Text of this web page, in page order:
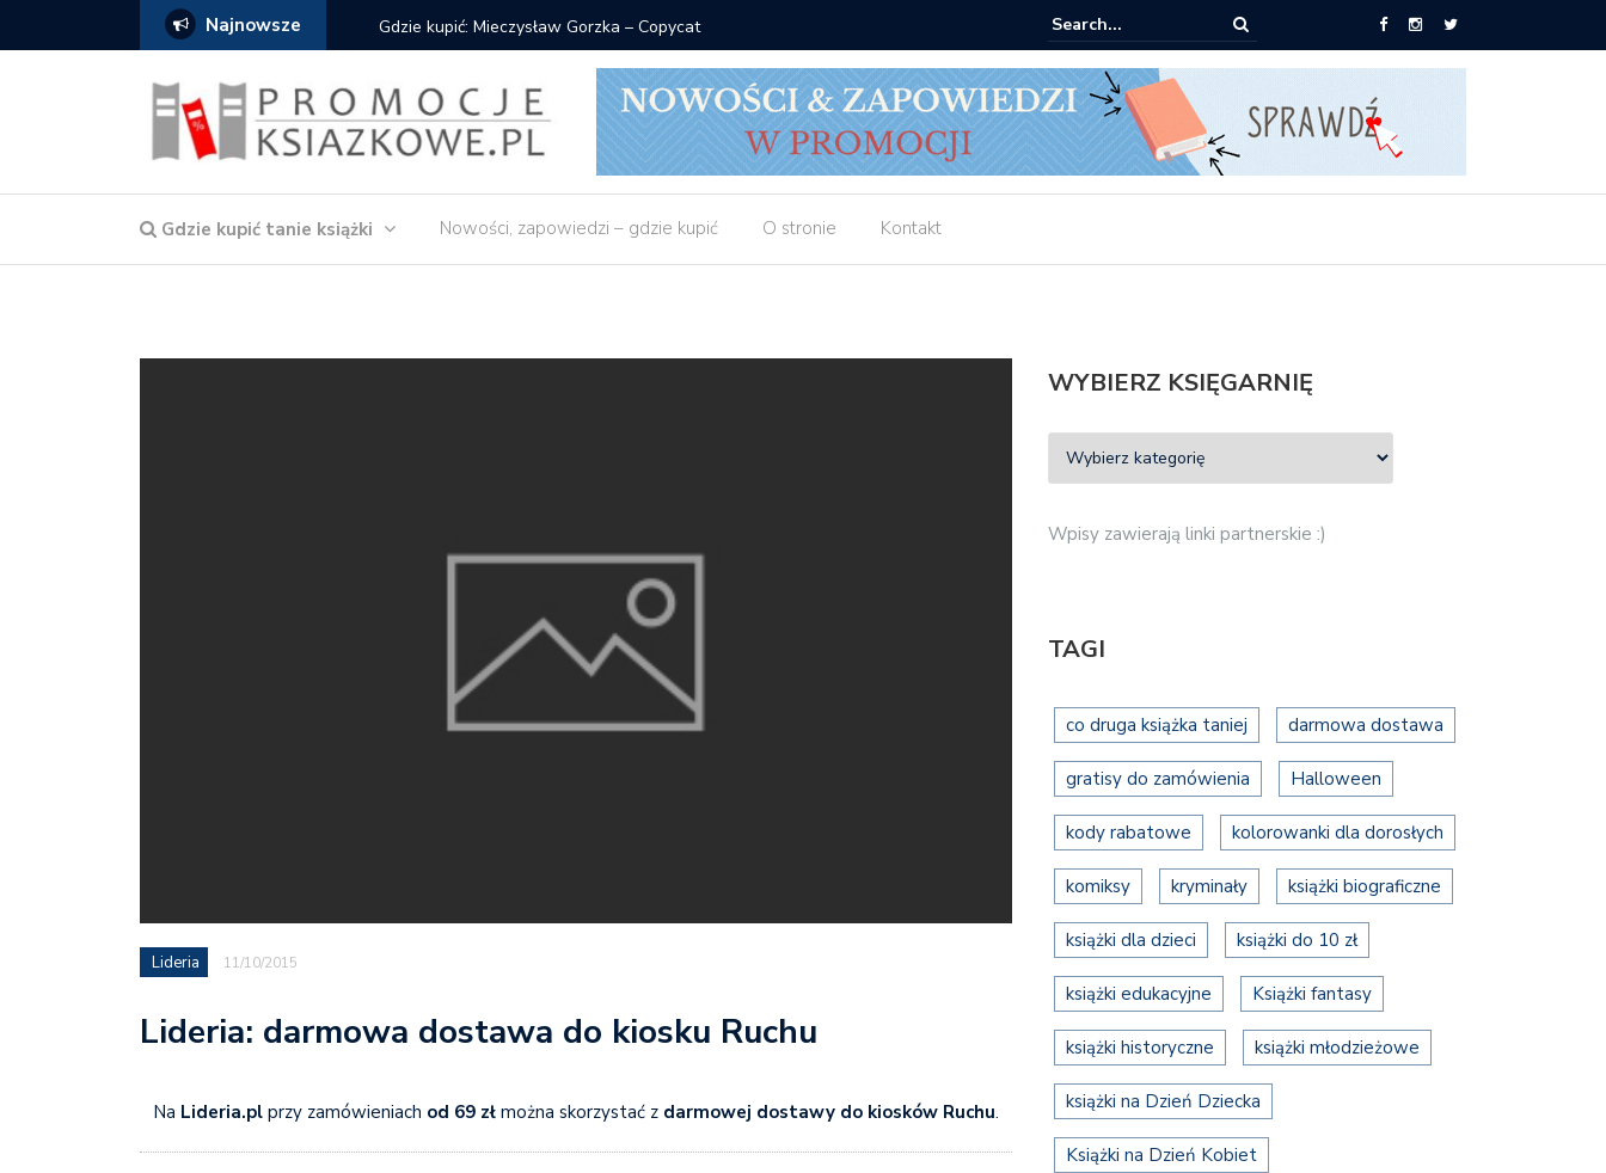
Najnowsze Gdzie kupić: Mieczysław Gorzka – Copycat Znak: książki od 2,90 zł do zamówienia
Gdzie kupić tanie książki Nowości, zapowiedzi – gdzie kupić O stronie Kontakt
Lideria 11/10/2015
Lideria: darmowa dostawa do kiosku Ruchu
Na Lideria.pl przy zamówieniach od 69 zł można skorzystać z darmowej dostawy do kiosków Ruchu.
WYBIERZ KSIĘGARNIĘ
Wpisy zawierają linki partnerskie :)
TAGI
co druga książka taniej darmowa dostawa
gratisy do zamówienia Halloween
kody rabatowe kolorowanki dla dorosłych
komiksy kryminały książki biograficzne
książki dla dzieci książki do 10 zł
książki edukacyjne Książki fantasy
książki historyczne książki młodzieżowe
książki na Dzień Dziecka
Książki na Dzień Kobiet